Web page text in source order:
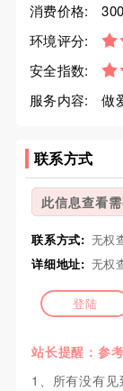
消费价格:
300
环境评分:
安全指数:
服务内容:
做
联系方式
此信息查看
联系方式: 无权
详细地址: 无权
登陆
站长提醒：参
1、所有没有